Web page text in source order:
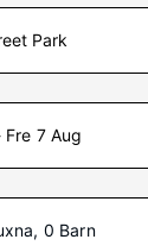
7 Aug
0 Barn